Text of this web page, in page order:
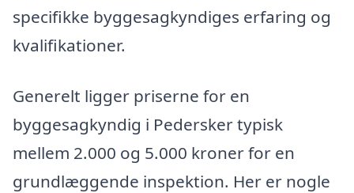
specifikke byggesagkyndiges erfaring og
kvalifikationer.
Generelt ligger priserne for en
byggesagkyndig i Pedersker typisk
mellem 2.000 og 5.000 kroner for en
grundlæggende inspektion. Her er nogle